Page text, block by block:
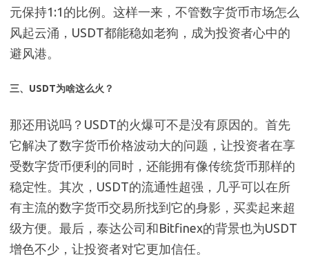
元保持1:1的比例。这样一来，不管数字货币市场怎么
风起云涌，USDT都能稳如老狗，成为投资者心中的
避风港。
三、USDT为啥这么火？
那还用说吗？USDT的火爆可不是没有原因的。首先
它解决了数字货币价格波动大的问题，让投资者在享
受数字货币便利的同时，还能拥有像传统货币那样的
稳定性。其次，USDT的流通性超强，几乎可以在所
有主流的数字货币交易所找到它的身影，买卖起来超
级方便。最后，泰达公司和Bitfinex的背景也为USDT
增色不少，让投资者对它更加信任。